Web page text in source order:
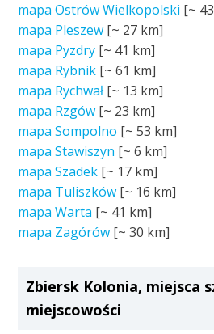
mapa Ostrów Wielkopolski [~
mapa Pleszew [~ 27 km]
mapa Pyzdry [~ 41 km]
mapa Rybnik [~61 km]
mapa Rychwał [~ 13 km]
mapa Rzgów [~ 23 km]
mapa Sompolno [~53 km]
mapa Stawiszyn [~6 km]
mapa Szadek [~ 17 km]
mapa Tuliszków [~ 16 km]
mapa Warta [~ 41 km]
mapa Zagórów [~30 km]
Zbiersk Kolonia, miejsca
miejscowości